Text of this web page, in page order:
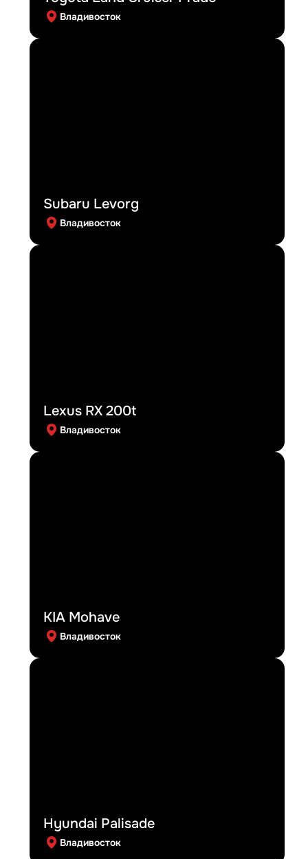
Владивосток
Subaru Levorg
Владивосток
Lexus RX 200t
Владивосток
KIA Mohave
Владивосток
Hyundai Palisade
Владивосток